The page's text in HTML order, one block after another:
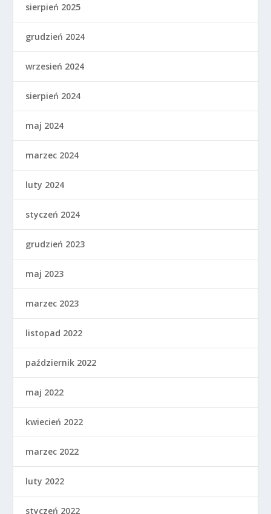
sierpień 2025
grudzień 2024
wrzesień 2024
sierpień 2024
maj 2024
marzec 2024
luty 2024
styczeń 2024
grudzień 2023
maj 2023
marzec 2023
listopad 2022
październik 2022
maj 2022
kwiecień 2022
marzec 2022
luty 2022
styczeń 2022